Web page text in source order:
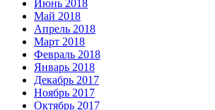
Июнь 2018
Май 2018
Апрель 2018
Март 2018
Февраль 2018
Январь 2018
Декабрь 2017
Ноябрь 2017
Октябрь 2017